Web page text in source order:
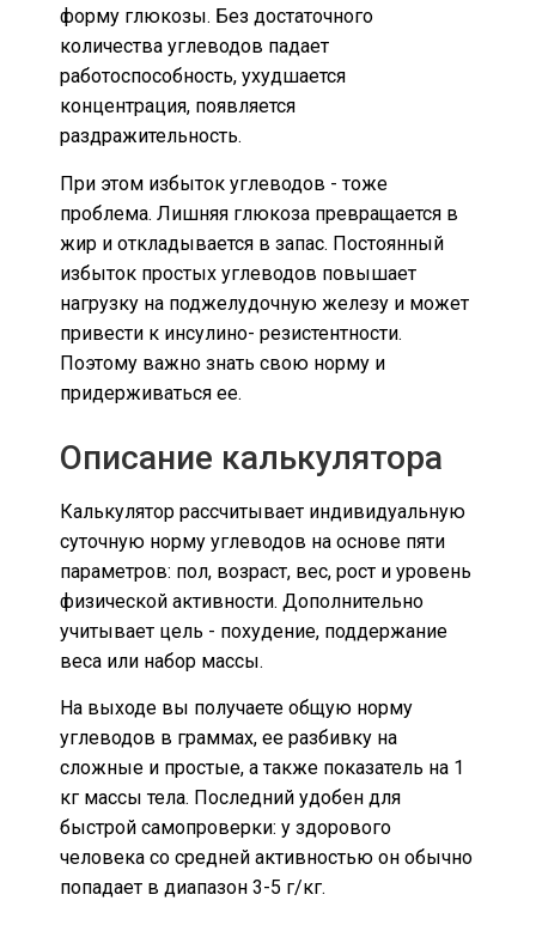
форму глюкозы. Без достаточного
количества углеводов падает
работоспособность, ухудшается
концентрация, появляется
раздражительность.
При этом избыток углеводов - тоже
проблема. Лишняя глюкоза превращается в
жир и откладывается в запас. Постоянный
избыток простых углеводов повышает
нагрузку на поджелудочную железу и может
привести к инсулино- резистентности.
Поэтому важно знать свою норму и
придерживаться ее.
Описание калькулятора
Калькулятор рассчитывает индивидуальную
суточную норму углеводов на основе пяти
параметров: пол, возраст, вес, рост и уровень
физической активности. Дополнительно
учитывает цель - похудение, поддержание
веса или набор массы.
На выходе вы получаете общую норму
углеводов в граммах, ее разбивку на
сложные и простые, а также показатель на 1
кг массы тела. Последний удобен для
быстрой самопроверки: у здорового
человека со средней активностью он обычно
попадает в диапазон 3-5 г/кг.